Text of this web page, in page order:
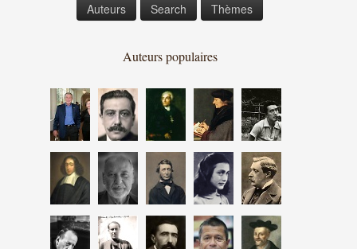
Auteurs Search Thèmes
Auteurs populaires